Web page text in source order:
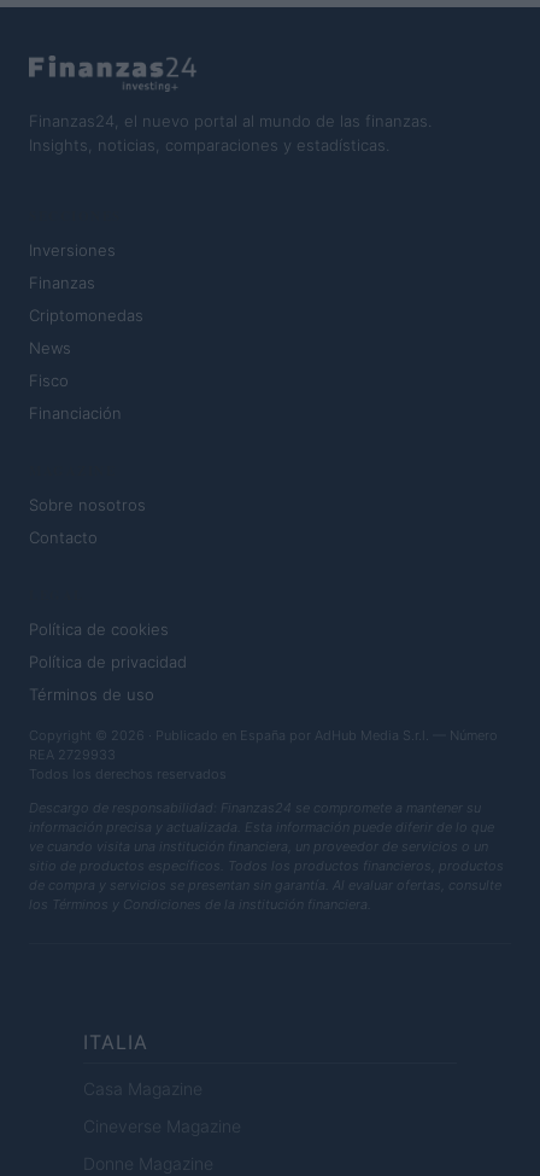
Finanzas24, el nuevo portal al mundo de las finanzas.
Insights, noticias, comparaciones y estadísticas.
Inversiones
Finanzas
Criptomonedas
News
Fisco
Financiación
Sobre nosotros
Contacto
Política de cookies
Política de privacidad
Términos de uso
Copyright © 2026 · Publicado en España por AdHub Media S.r.l. — Número
REA 2729933
Todos los derechos reservados
Descargo de responsabilidad: Finanzas24 se compromete a mantener su
información precisa y actualizada. Esta información puede diferir de lo que
ve cuando visita una institución financiera, un proveedor de servicios o un
sitio de productos específicos. Todos los productos financieros, productos
de compra y servicios se presentan sin garantía. Al evaluar ofertas, consulte
los Términos y Condiciones de la institución financiera.
ITALIA
Casa Magazine
Cineverse Magazine
Donne Magazine